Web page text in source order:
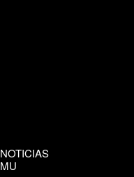
NOTICIAS
MU